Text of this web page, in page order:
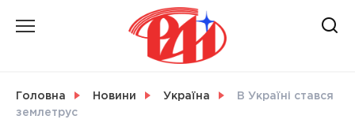
Головна Новини Україна
В Україні стався
землетрус